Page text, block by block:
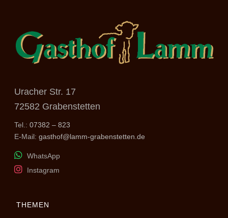
Uracher Str. 17
72582 Grabenstetten
Tel.:07382 – 823
E-Mail:gasthof@lamm-grabenstetten.de
WhatsApp
Instagram
THEMEN